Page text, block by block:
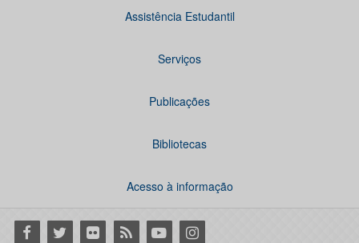
Assistência Estudantil
Serviços
Publicações
Bibliotecas
Acesso à informação
Facebook
Twitter Flickr RSS YoutubeInstagram